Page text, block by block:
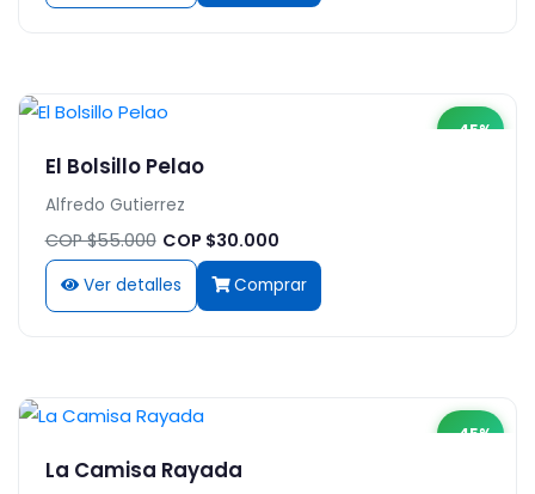
-45%
El Bolsillo Pelao
Alfredo Gutierrez
COP $55.000 COP $30.000
Ver detalles Comprar
-45%
La Camisa Rayada